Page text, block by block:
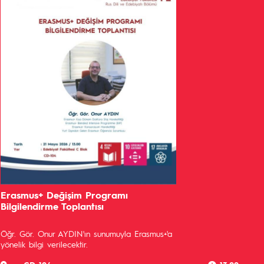
Erasmus+ Değişim Programı
Bilgilendirme Toplantısı
Öğr. Gör. Onur AYDIN'ın sunumuyla Erasmus+'a
yönelik bilgi verilecektir.